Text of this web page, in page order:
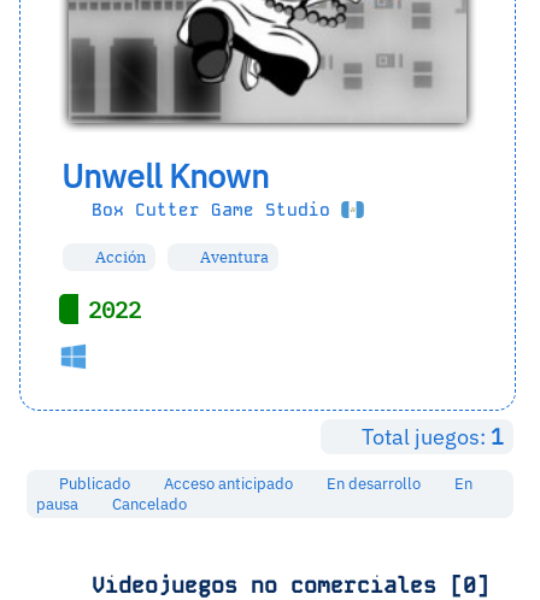
Unwell Known
Box Cutter Game Studio
Acción Aventura
2022
Total juegos: 1
Publicado Acceso anticipado En desarrollo
En
pausa
Cancelado
Videojuegos no comerciales [0]